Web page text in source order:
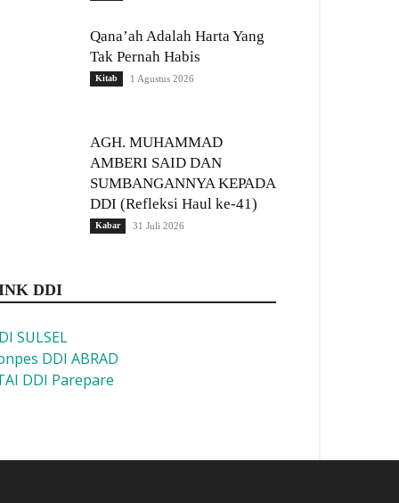
Qana’ah Adalah Harta Yang
Tak Pernah Habis
Kitab 1 Agustus 2026
AGH. MUHAMMAD
AMBERI SAID DAN
SUMBANGANNYA KEPADA
DDI (Refleksi Haul ke-41)
Kabar 31 Juli 2026
DDI
SULSEL
DDI ABRAD
DDI Parepare